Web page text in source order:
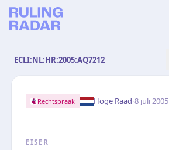
ECLI:NL:HR:2005:AQ7212
Rechtspraak Hoge Raad·8 juli 2005
EISER